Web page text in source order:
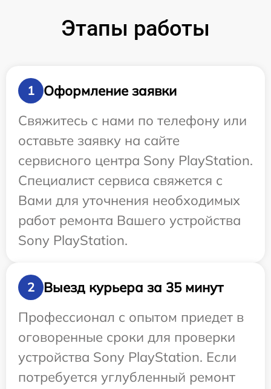
Этапы работы
1
Оформление заявки
Свяжитесь с нами по телефону или
оставьте заявку на сайте
сервисного центра Sony PlayStation.
Специалист сервиса свяжется с
Вами для уточнения необходимых
работ ремонта Вашего устройства
Sony PlayStation.
2
Выезд курьера за 35 минут
Профессионал с опытом приедет в
оговоренные сроки для проверки
устройства Sony PlayStation. Если
потребуется углубленный ремонт